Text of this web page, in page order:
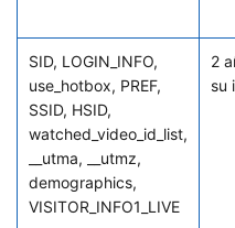
SID, LOGIN_INFO,
use_hotbox, PREF,
SSID, HSID,
watched_video_id_list,
__utma, __utmz,
demographics,
VISITOR_INFO1_LIVE
2
su